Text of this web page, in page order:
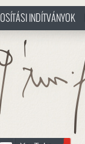
hu
INDÍTVÁNYOK